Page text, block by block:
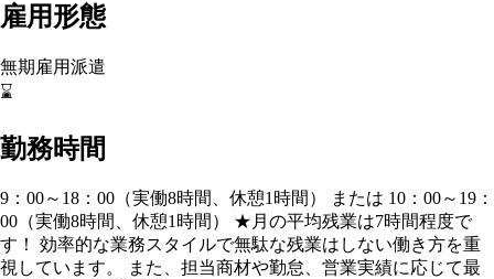
雇用形態
無期雇用派遣
⌛
勤務時間
9：00～18：00（実働8時間、休憩1時間） または 10：00～19：
00（実働8時間、休憩1時間） ★月の平均残業は7時間程度で
す！ 効率的な業務スタイルで無駄な残業はしない働き方を重
視しています。 また、担当商材や勤怠、営業実績に応じて最